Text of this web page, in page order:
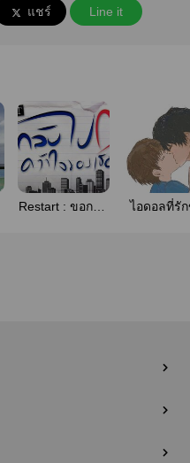
แชร์ Line it
Restart : ขอกลับ
ไอดอลที่รั